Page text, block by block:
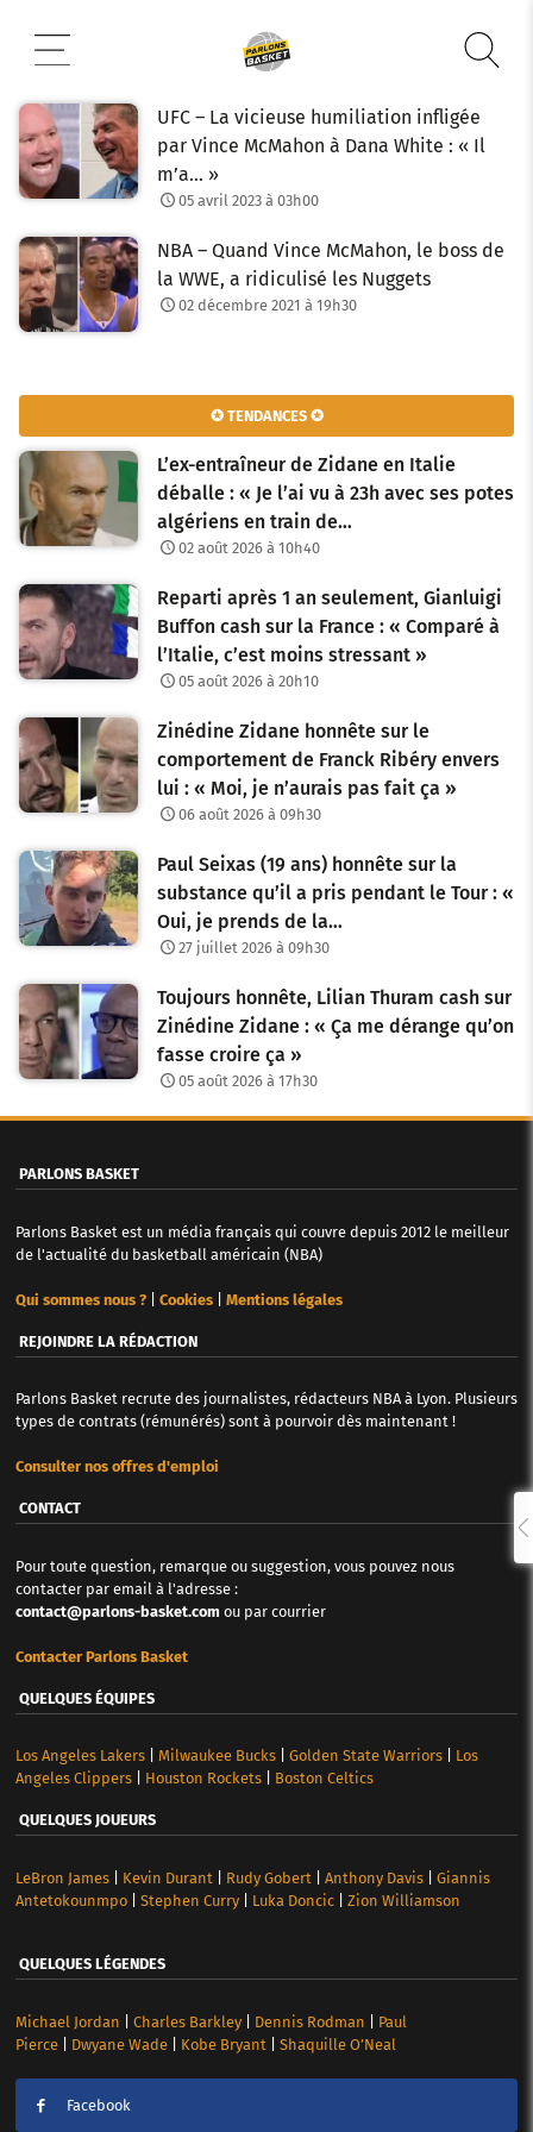
contenu
UFC – La vicieuse humiliation infligée
par Vince McMahon à Dana White : « Il
m’a… »
05 avril 2023 à 03h00
NBA – Quand Vince McMahon, le boss de
la WWE, a ridiculisé les Nuggets
02 décembre 2021 à 19h30
✪ TENDANCES ✪
L’ex-entraîneur de Zidane en Italie
déballe : « Je l’ai vu à 23h avec ses potes
algériens en train de…
02 août 2026 à 10h40
Reparti après 1 an seulement, Gianluigi
Buffon cash sur la France : « Comparé à
l’Italie, c’est moins stressant »
05 août 2026 à 20h10
Zinédine Zidane honnête sur le
comportement de Franck Ribéry envers
lui : « Moi, je n’aurais pas fait ça »
06 août 2026 à 09h30
Paul Seixas (19 ans) honnête sur la
substance qu’il a pris pendant le Tour : «
Oui, je prends de la…
27 juillet 2026 à 09h30
Toujours honnête, Lilian Thuram cash sur
Zinédine Zidane : « Ça me dérange qu’on
fasse croire ça »
05 août 2026 à 17h30
PARLONS BASKET
Parlons Basket est un média français qui couvre depuis 2012 le meilleur
de l'actualité du basketball américain (NBA)
Qui sommes nous ?| Cookies| Mentions légales
REJOINDRE LA RÉDACTION
Parlons Basket recrute des journalistes, rédacteurs NBA à Lyon. Plusieurs
types de contrats (rémunérés) sont à pourvoir dès maintenant !
Consulter nos offres d'emploi
CONTACT
Pour toute question, remarque ou suggestion, vous pouvez nous
contacter par email à l'adresse :
contact@parlons-basket.com ou par courrier
Contacter Parlons Basket
QUELQUES ÉQUIPES
Los Angeles Lakers| Milwaukee Bucks| Golden State Warriors| Los
Angeles Clippers| Houston Rockets| Boston Celtics
QUELQUES JOUEURS
LeBron James| Kevin Durant Rudy Gobert Anthony Davis| Giannis
Antetokounmpo| Stephen Curry| Luka Doncic| Zion Williamson
QUELQUES LÉGENDES
Michael Jordan Charles Barkley| Dennis Rodman
Paul
Pierce| Dwyane Wade| Kobe Bryant Shaquille O’Neal
Facebook